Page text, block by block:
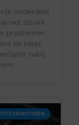
onderdeel
net als elk
problemen
de Haas
nabij
EN MOTOREN